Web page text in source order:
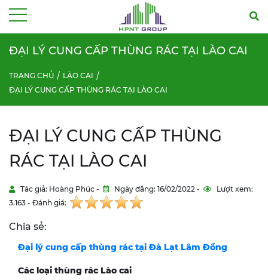
ĐẠI LÝ CUNG CẤP THÙNG RÁC TẠI LÀO CAI
TRANG CHỦ
LÀO CAI
ĐẠI LÝ CUNG CẤP THÙNG RÁC TẠI LÀO CAI
ĐẠI LÝ CUNG CẤP THÙNG
RÁC TẠI LÀO CAI
Tác giả: Hoàng Phúc - Ngày đăng: 16/02/2022 -
Lượt xem:
3.163 - Đánh giá:
Chia sẻ:
Đại lý cung cấp thùng rác tại Đà Lạt Lâm Đồng
Các loại thùng rác Lào cai